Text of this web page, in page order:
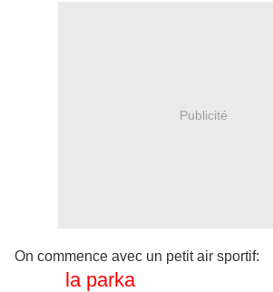
Publicité
On commence avec un petit air sportif:
la parka